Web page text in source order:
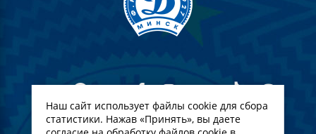
Наш сайт использует файлы cookie для сбора
статистики. Нажав «Принять», вы даете